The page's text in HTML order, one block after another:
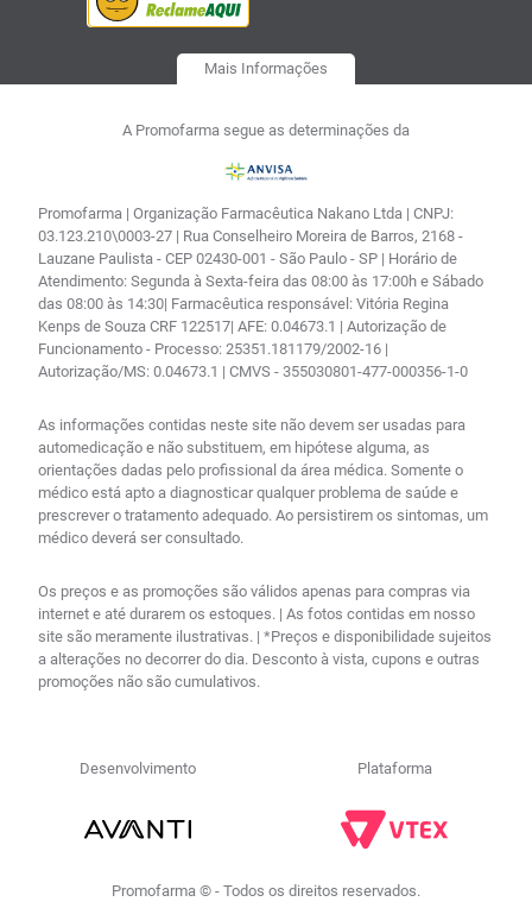
Mais Informações
A Promofarma segue as determinações da
Promofarma | Organização Farmacêutica Nakano Ltda | CNPJ:
03.123.210\0003-27 | Rua Conselheiro Moreira de Barros, 2168 -
Lauzane Paulista - CEP 02430-001 - São Paulo - SP | Horário de
Atendimento: Segunda à Sexta-feira das 08:00 às 17:00h e Sábado
das 08:00 às 14:30| Farmacêutica responsável: Vitória Regina
Kenps de Souza CRF 122517| AFE: 0.04673.1 | Autorização de
Funcionamento - Processo: 25351.181179/2002-16 |
Autorização/MS: 0.04673.1 | CMVS - 355030801-477-000356-1-0
As informações contidas neste site não devem ser usadas para
automedicação e não substituem, em hipótese alguma, as
orientações dadas pelo profissional da área médica. Somente o
médico está apto a diagnosticar qualquer problema de saúde e
prescrever o tratamento adequado. Ao persistirem os sintomas, um
médico deverá ser consultado.
Os preços e as promoções são válidos apenas para compras via
internet e até durarem os estoques. | As fotos contidas em nosso
site são meramente ilustrativas. | *Preços e disponibilidade sujeitos
a alterações no decorrer do dia. Desconto à vista, cupons e outras
promoções não são cumulativos.
Desenvolvimento Plataforma
Promofarma © - Todos os direitos reservados.